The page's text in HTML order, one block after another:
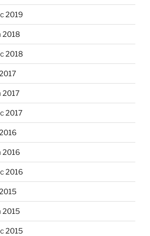
2019
2018
2018
2017
2017
2016
2016
2015
2015